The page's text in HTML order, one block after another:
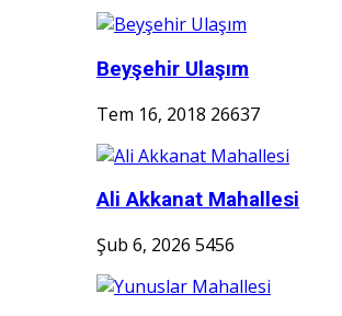
Beyşehir Ulaşım
Tem 16, 2018 26637
Ali Akkanat Mahallesi
Şub 6, 2026 5456